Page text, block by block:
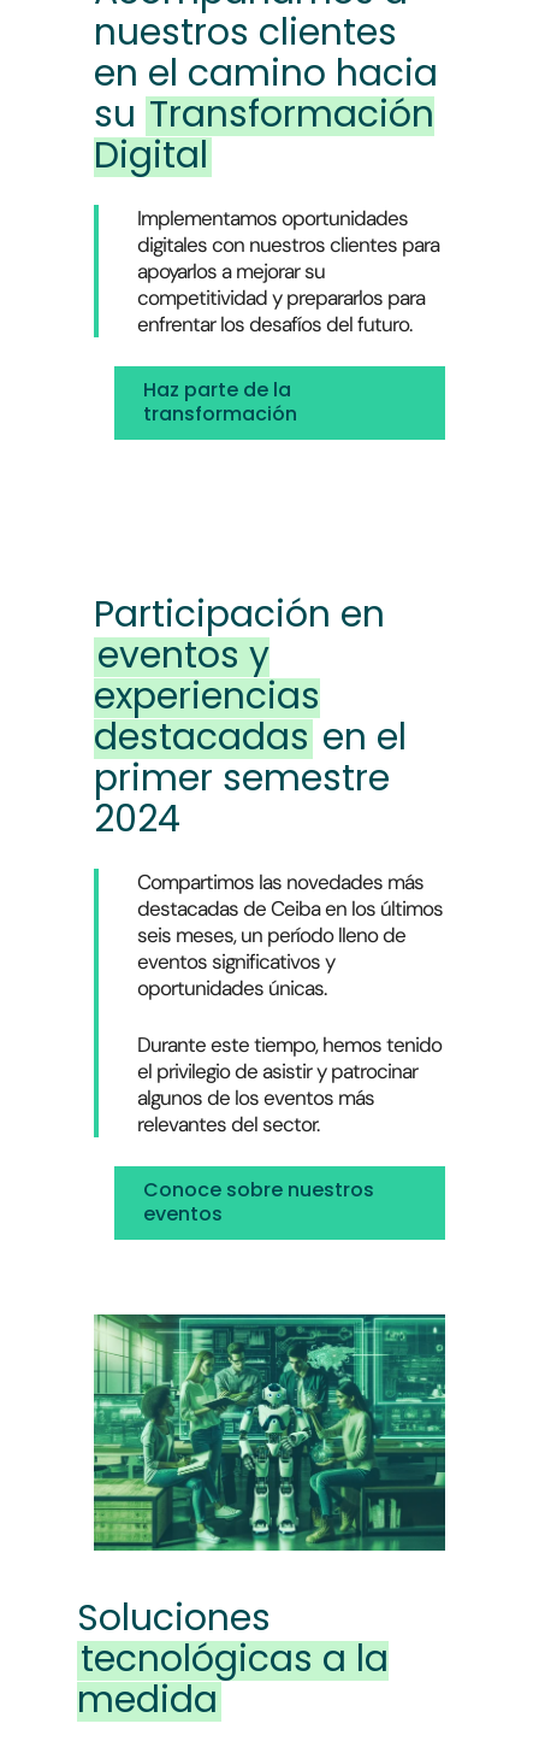
nuestros clientes
en el camino hacia
su Transformación
Digital
Implementamos oportunidades
digitales con nuestros clientes para
apoyarlos a mejorar su
competitividad y prepararlos para
enfrentar los desafíos del futuro.
Haz parte de la
transformación
Participación en
eventos y
experiencias
destacadasen el
primer semestre
2024
Compartimos las novedades más
destacadas de Ceiba en los últimos
seis meses, un período lleno de
eventos significativos y
oportunidades únicas.
Durante este tiempo, hemos tenido
el privilegio de asistir y patrocinar
algunos de los eventos más
relevantes del sector.
Conoce sobre nuestros
eventos
Soluciones
tecnológicas a la
medida